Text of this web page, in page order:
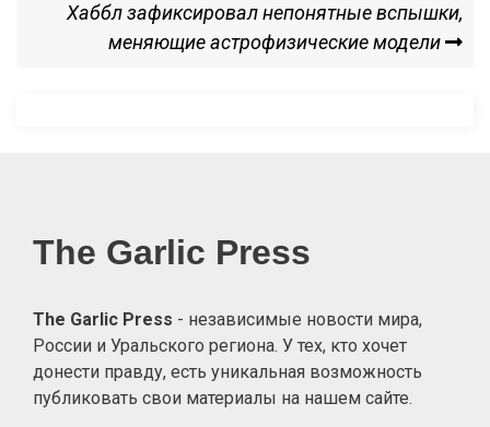
записям
Хаббл зафиксировал непонятные вспышки,
меняющие астрофизические модели
The Garlic Press
The Garlic Press - независимые новости мира,
России и Уральского региона. У тех, кто хочет
донести правду, есть уникальная возможность
публиковать свои материалы на нашем сайте.